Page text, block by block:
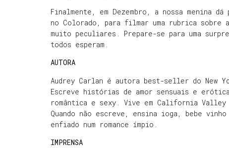
Finalmente, em Dezembro, a nossa menina
no Colorado, para filmar uma rubrica
muito peculiares. Prepare-se para uma
todos esperam.
AUTORA
Audrey Carlan é autora best-seller do New
Escreve histórias de amor sensuais e
romântica e sexy. Vive em California
Quando não escreve, ensina ioga, bebe
enfiado num romance ímpio.
IMPRENSA